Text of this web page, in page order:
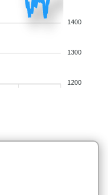
1400
1300
1200